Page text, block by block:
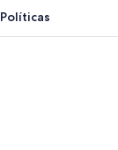
Políticas